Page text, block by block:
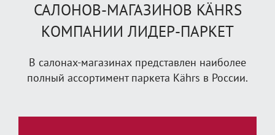
САЛОНОВ-МАГАЗИНОВ KÄHRS
КОМПАНИИ ЛИДЕР-ПАРКЕТ
В салонах-магазинах представлен наиболее
полный ассортимент паркета Kährs в России.